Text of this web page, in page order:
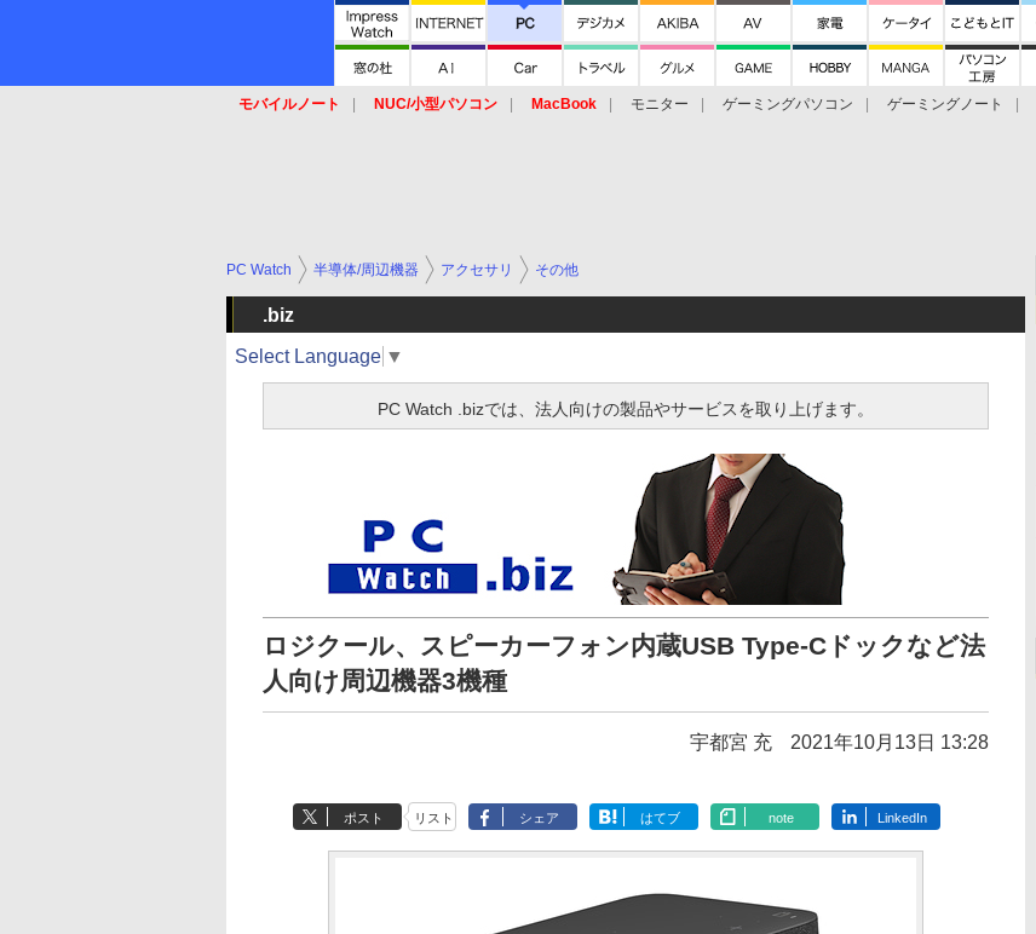
モバイルノート NUC/小型パソコン MacBook モニター ゲーミングパソコン ゲーミングノート
PC Watch 半導体/周辺機器 アクセサリ その他
.biz
Select Language ▼
PC Watch .bizでは、法人向けの製品やサービスを取り上げます。
ロジクール、スピーカーフォン内蔵USB Type-Cドックなど法
人向け周辺機器3機種
宇都宮 充 2021年10月13日 13:28
ポスト リスト シェア はてブ note LinkedIn